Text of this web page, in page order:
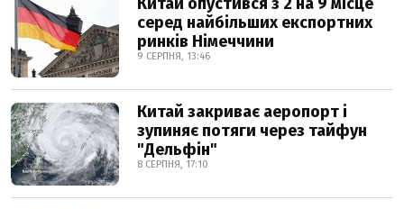
серед найбільших експортних
ринків Німеччини
9 СЕРПНЯ, 13:46
Китай закриває аеропорт і
зупиняє потяги через тайфун
"Дельфін"
8 СЕРПНЯ, 17:10